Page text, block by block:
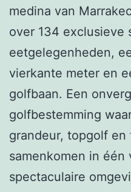
medina van
over 134 exclusieve
eetgelegenheden,
vierkante meter en
golfbaan. Een
golfbestemming
grandeur, topgolf
samenkomen in één
spectaculaire